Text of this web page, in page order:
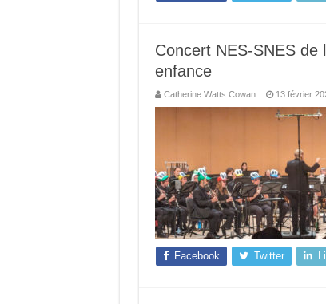
Concert NES-SNES de
enfance
Catherine Watts Cowan 13 février
Facebook Twitter